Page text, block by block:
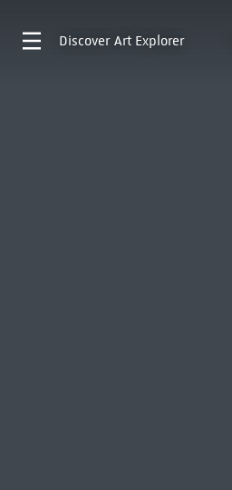
Discover Art Explorer